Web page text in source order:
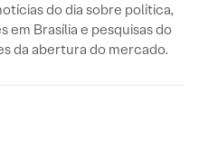
do dia sobre política,
Brasília e pesquisas do
da abertura do mercado.